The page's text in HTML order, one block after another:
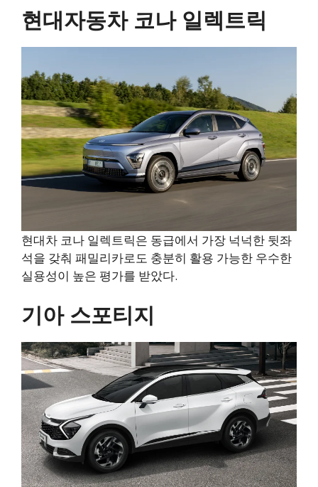
현대자동차 코나 일렉트릭
현대차 코나 일렉트릭은 동급에서 가장 넉넉한 뒷좌
석을 갖춰 패밀리카로도 충분히 활용 가능한 우수한
실용성이 높은 평가를 받았다.
기아 스포티지